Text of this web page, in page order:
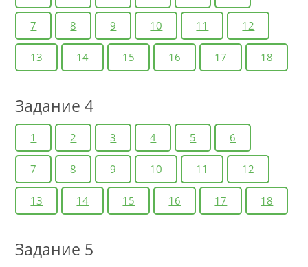
7 8 9 10 11 12
13 14 15 16 17 18
Задание 4
1 2 3 4 5 6
7 8 9 10 11 12
13 14 15 16 17 18
Задание 5